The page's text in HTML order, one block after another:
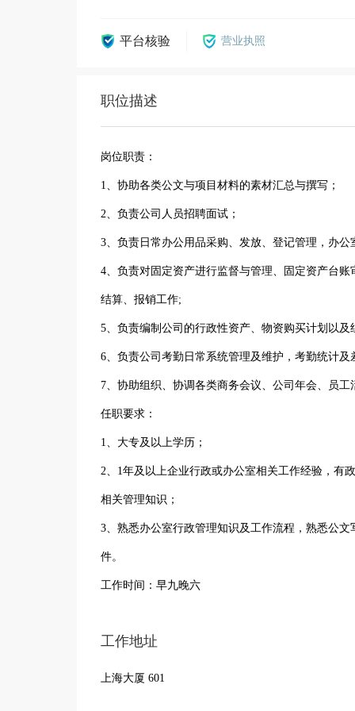
平台核验 营业执照
职位描述
岗位职责：
1、协助各类公文与项目材料的素材汇总与撰写；
2、负责公司人员招聘面试；
3、负责日常办公用品采购、发放、登记管理，办
4、负责对固定资产进行监督与管理、固定资产台
结算、报销工作;
5、负责编制公司的行政性资产、物资购买计划以
6、负责公司考勤日常系统管理及维护，考勤统计及
7、协助组织、协调各类商务会议、公司年会、员
任职要求：
1、大专及以上学历；
2、1年及以上企业行政或办公室相关工作经验，有
相关管理知识；
3、熟悉办公室行政管理知识及工作流程，熟悉公
件。
工作时间：早九晚六
工作地址
上海大厦 601